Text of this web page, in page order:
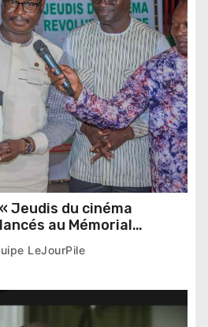
Jeudis du cinéma
au Mémorial
LeJourPile